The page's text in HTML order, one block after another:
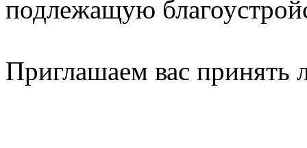
подлежащую
Приглашаем вас принять